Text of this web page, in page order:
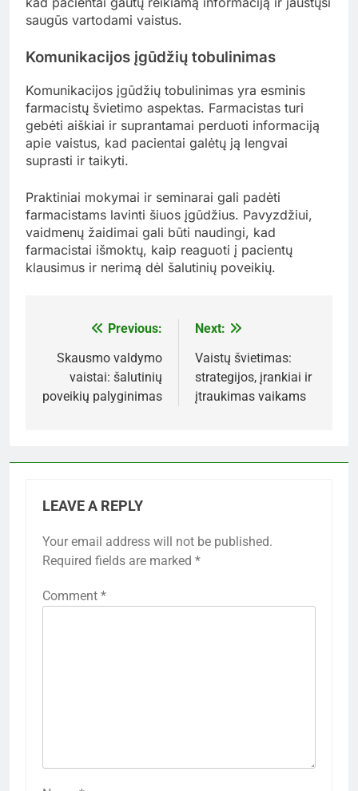
saugūs vartodami vaistus.
Komunikacijos įgūdžių tobulinimas
Komunikacijos įgūdžių tobulinimas yra esminis
farmacistų švietimo aspektas. Farmacistas turi
gebėti aiškiai ir suprantamai perduoti informaciją
apie vaistus, kad pacientai galėtų ją lengvai
suprasti ir taikyti.
Praktiniai mokymai ir seminarai gali padėti
farmacistams lavinti šiuos įgūdžius. Pavyzdžiui,
vaidmenų žaidimai gali būti naudingi, kad
farmacistai išmoktų, kaip reaguoti į pacientų
klausimus ir nerimą dėl šalutinių poveikių.
navigation
Previous:
Skausmo valdymo
vaistai: šalutinių
poveikių palyginimas
Next:
Vaistų švietimas:
strategijos, įrankiai ir
įtraukimas vaikams
LEAVE A REPLY
Your email address will not be published.
Required fields are marked *
Comment *